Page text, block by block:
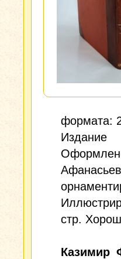
формата:
стр.
Казимир